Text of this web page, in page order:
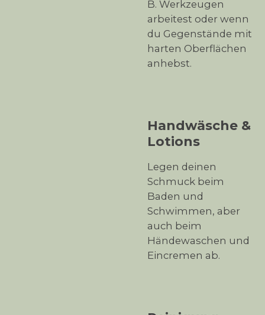
B. Werkzeugen
arbeitest oder wenn
du Gegenstände mit
harten Oberflächen
anhebst.
Handwäsche &
Lotions
Legen deinen
Schmuck beim
Baden und
Schwimmen, aber
auch beim
Händewaschen und
Eincremen ab.